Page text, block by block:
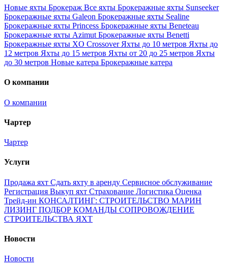
Новые яхты Брокераж Все яхты Брокеражные яхты Sunseeker
Брокеражные яхты Galeon Брокеражные яхты Sealine
Брокеражные яхты Princess Брокеражные яхты Beneteau
Брокеражные яхты Azimut Брокеражные яхты Benetti
Брокеражные яхты XO Crossover Яхты до 10 метров Яхты до
12 метров Яхты до 15 метров Яхты от 20 до 25 метров Яхты
до 30 метров Новые катера Брокеражные катера
О компании
О компании
Чартер
Чартер
Услуги
Продажа яхт Сдать яхту в аренду Сервисное обслуживание
Регистрация Выкуп яхт Страхование Логистика Оценка
Трейд-ин КОНСАЛТИНГ: СТРОИТЕЛЬСТВО МАРИН
ЛИЗИНГ ПОДБОР КОМАНДЫ СОПРОВОЖДЕНИЕ
СТРОИТЕЛЬСТВА ЯХТ
Новости
Новости